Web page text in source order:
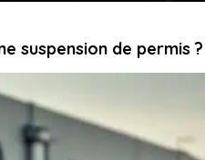
suspension de permis ?